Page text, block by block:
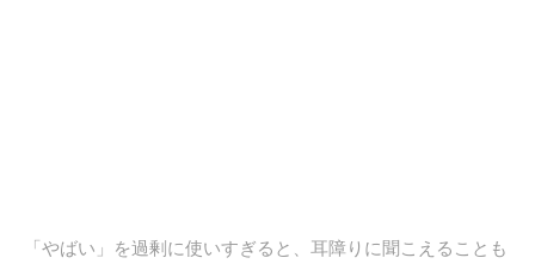
「やばい」を過剰に使いすぎると、耳障りに聞こえることも